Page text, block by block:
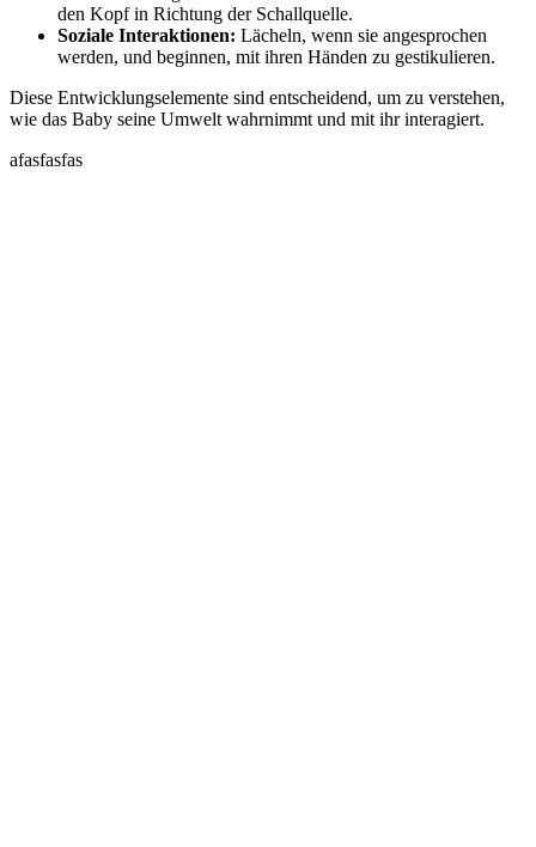
den Kopf in Richtung der Schallquelle.
Soziale Interaktionen: Lächeln, wenn sie angesprochen
werden, und beginnen, mit ihren Händen zu gestikulieren.
Diese Entwicklungselemente sind entscheidend, um zu verstehen,
wie das Baby seine Umwelt wahrnimmt und mit ihr interagiert.
afasfasfas